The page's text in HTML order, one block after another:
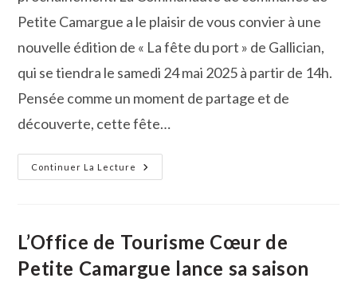
Petite Camargue a le plaisir de vous convier à une
nouvelle édition de « La fête du port » de Gallician,
qui se tiendra le samedi 24 mai 2025 à partir de 14h.
Pensée comme un moment de partage et de
découverte, cette fête…
Continuer La Lecture
Cap
Sur
Gallician
L’Office de Tourisme Cœur de
Petite Camargue lance sa saison